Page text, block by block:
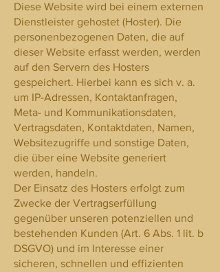
Diese Website wird bei einem externen
Dienstleister gehostet (Hoster). Die
personenbezogenen Daten, die auf
dieser Website erfasst werden, werden
auf den Servern des Hosters
gespeichert. Hierbei kann es sich v. a.
um IP-Adressen, Kontaktanfragen,
Meta- und Kommunikationsdaten,
Vertragsdaten, Kontaktdaten, Namen,
Websitezugriffe und sonstige Daten,
die über eine Website generiert
werden, handeln.
Der Einsatz des Hosters erfolgt zum
Zwecke der Vertragserfüllung
gegenüber unseren potenziellen und
bestehenden Kunden (Art. 6 Abs. 1 lit. b
DSGVO) und im Interesse einer
sicheren, schnellen und effizienten